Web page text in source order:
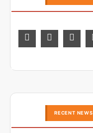
RECENT NEWS